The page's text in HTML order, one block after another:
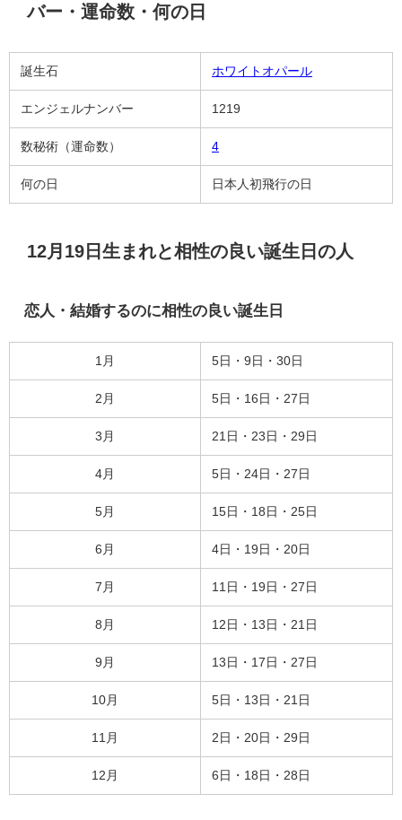
バー・運命数・何の日
誕生石 ホワイトオパール
エンジェルナンバー 1219
数秘術（運命数） 4
何の日 日本人初飛行の日
12月19日生まれと相性の良い誕生日の人
恋人・結婚するのに相性の良い誕生日
1月 5日・9日・30日
2月 5日・16日・27日
3月 21日・23日・29日
4月 5日・24日・27日
5月 15日・18日・25日
6月 4日・19日・20日
7月 11日・19日・27日
8月 12日・13日・21日
9月 13日・17日・27日
10月 5日・13日・21日
11月 2日・20日・29日
12月 6日・18日・28日